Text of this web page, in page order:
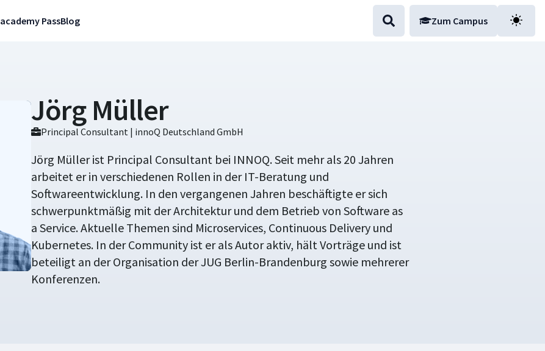
academy PassBlog Zum Campus
Jörg Müller
Principal Consultant | innoQ Deutschland GmbH
Jörg Müller ist Principal Consultant bei INNOQ. Seit mehr als 20 Jahren
arbeitet er in verschiedenen Rollen in der IT-Beratung und
Softwareentwicklung. In den vergangenen Jahren beschäftigte er sich
schwerpunktmäßig mit der Architektur und dem Betrieb von Software as
a Service. Aktuelle Themen sind Microservices, Continuous Delivery und
Kubernetes. In der Community ist er als Autor aktiv, hält Vorträge und ist
beteiligt an der Organisation der JUG Berlin-Brandenburg sowie mehrerer
Konferenzen.